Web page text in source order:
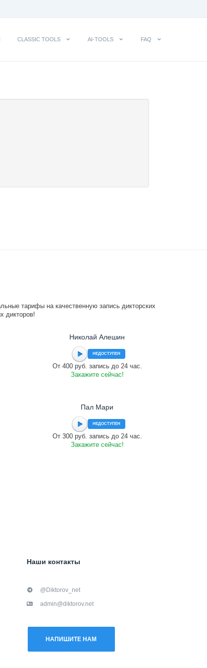
CLASSIC TOOLS AI-TOOLS FAQ
тарифы на качественную запись дикторских
дикторов!
Николай Алешин
НЕДОСТУПЕН
От 400 руб. запись до 24 час.
Закажите сейчас!
Пал Мари
НЕДОСТУПЕН
От 300 руб. запись до 24 час.
Закажите сейчас!
Наши контакты
@Diktorov_net
admin@diktorov.net
НАПИШИТЕ НАМ